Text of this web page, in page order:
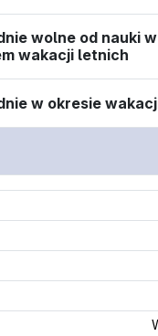
wolne od nauki
wakacji letnich
w okresie